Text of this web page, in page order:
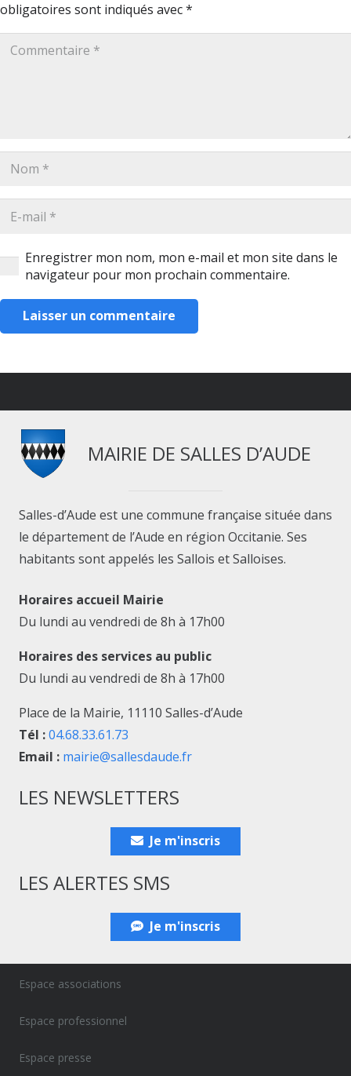
obligatoires sont indiqués avec*
Enregistrer mon nom, mon e-mail et mon site dans le
navigateur pour mon prochain commentaire.
Laisser un commentaire
MAIRIE DE SALLES D’AUDE
Salles-d’Aude est une commune française située dans
le département de l’Aude en région Occitanie. Ses
habitants sont appelés les Sallois et Salloises.
Horaires accueil Mairie
Du lundi au vendredi de 8h à 17h00
Horaires des services au public
Du lundi au vendredi de 8h à 17h00
Place de la Mairie, 11110 Salles-d’Aude
Tél :04.68.33.61.73
Email : mairie@sallesdaude.fr
LES NEWSLETTERS
Je m'inscris
LES ALERTES SMS
Je m'inscris
Espace associations
Espace professionnel
Espace presse